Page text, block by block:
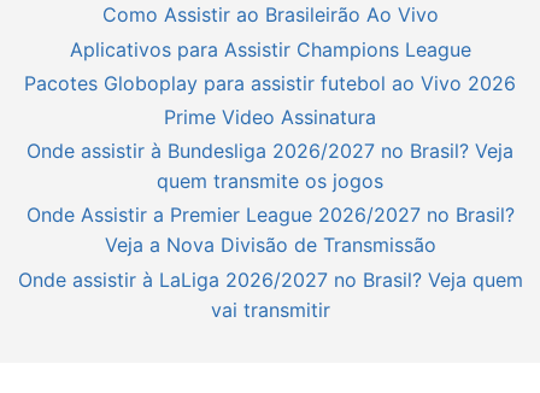
Como Assistir ao Brasileirão Ao Vivo
Aplicativos para Assistir Champions League
Pacotes Globoplay para assistir futebol ao Vivo 2026
Prime Video Assinatura
Onde assistir à Bundesliga 2026/2027 no Brasil? Veja
quem transmite os jogos
Onde Assistir a Premier League 2026/2027 no Brasil?
Veja a Nova Divisão de Transmissão
Onde assistir à LaLiga 2026/2027 no Brasil? Veja quem
vai transmitir